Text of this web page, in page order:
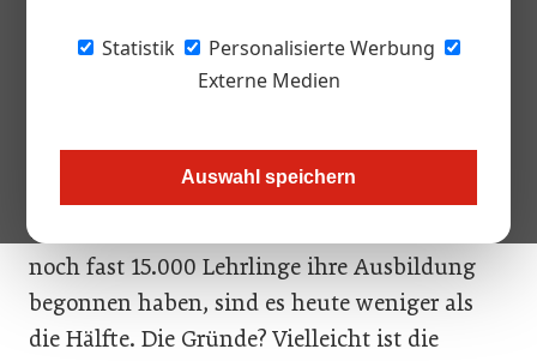
Statistik
Personalisierte Werbung
Externe Medien
Auswahl speichern
Die Zahlen sind alarmierend: Österreich
Grundlage für die Fachkräfte von morgen war,
steckt heute tief in der Krise. Besonders im
Tourismus wird der Mangel spürbar. Wo 2008
noch fast 15.000 Lehrlinge ihre Ausbildung
begonnen haben, sind es heute weniger als
die Hälfte. Die Gründe? Vielleicht ist die